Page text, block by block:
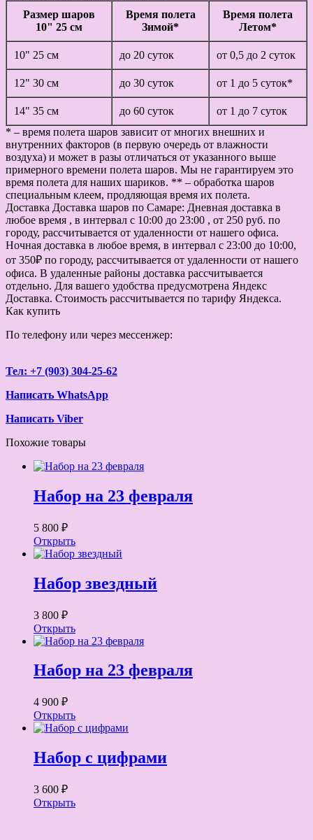
Размер шаров
10" 25 см
Время полета
Зимой*
Время полета
Летом*
10" 25 см до 20 суток от 0,5 до 2 суток
12" 30 см до 30 суток от 1 до 5 суток*
14" 35 см до 60 суток
от 1 до 7 суток
* – время полета шаров зависит от многих внешних и
внутренних факторов (в первую очередь от влажности
воздуха) и может в разы отличаться от указанного выше
примерного времени полета шаров. Мы не гарантируем это
время полета для наших шариков. ** – обработка шаров
специальным клеем, продляющая время их полета.
Доставка Доставка шаров по Самаре: Дневная доставка в
любое время , в интервал с 10:00 до 23:00 , от 250 руб. по
городу, рассчитывается от удаленности от нашего офиса.
Ночная доставка в любое время, в интервал с 23:00 до 10:00,
от 350₽ по городу, рассчитывается от удаленности от нашего
офиса. В удаленные районы доставка рассчитывается
отдельно. Для вашего удобства предусмотрена Яндекс
Доставка. Стоимость рассчитывается по тарифу Яндекса.
Как купить
По телефону или через мессенжер:
Тел: +7 (903) 304-25-62
Написать WhatsApp
Написать Viber
Похожие товары
Набор на 23 февраля
5 800 ₽
Открыть
Набор звездный
3 800 ₽
Открыть
Набор на 23 февраля
4 900 ₽
Открыть
Набор с цифрами
3 600 ₽
Открыть